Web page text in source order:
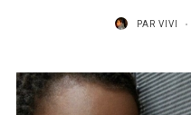
PAR VIVI